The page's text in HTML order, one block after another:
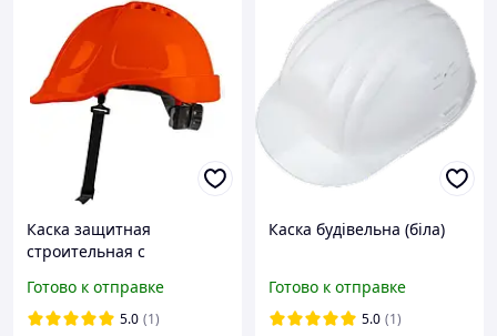
Каска защитная
строительная с
оснасткой ля рабочих и
строителей
Готово к отправке
5.0 (1)
Каска будівельна (біла)
Готово к отправке
5.0 (1)